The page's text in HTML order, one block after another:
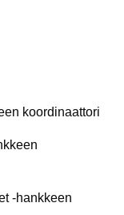
koordinaattori
-hankkeen